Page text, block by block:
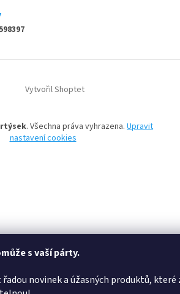
s vaší párty.
novinek a úžasných produktů, které
Vytvořil Shoptet
. Všechna práva vyhrazena. Upravit
nastavení cookies